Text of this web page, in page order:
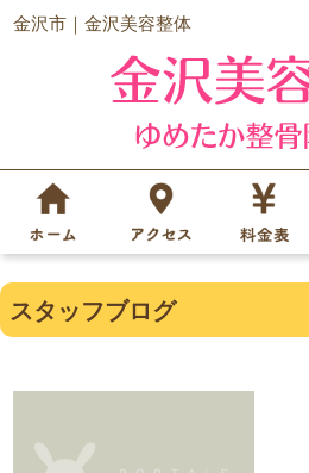
金沢市｜金沢美容整体
スタッフブログ